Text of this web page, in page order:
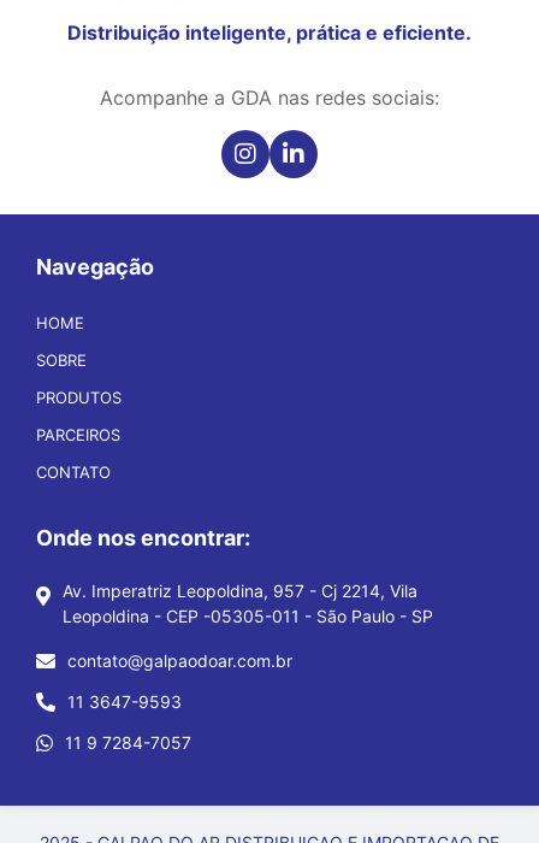
Distribuição inteligente, prática e eficiente.
Acompanhe a GDA nas redes sociais:
Navegação
HOME
SOBRE
PRODUTOS
PARCEIROS
CONTATO
Onde nos encontrar:
Av. Imperatriz Leopoldina, 957 - Cj 2214, Vila
Leopoldina - CEP -05305-011 - São Paulo - SP
contato@galpaodoar.com.br
11 3647-9593
11 9 7284-7057